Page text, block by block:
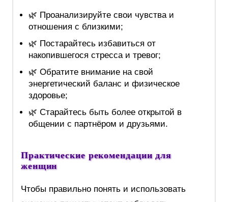
🌿 Проанализируйте свои чувства и
отношения с близкими;
🌿 Постарайтесь избавиться от
накопившегося стресса и тревог;
🌿 Обратите внимание на свой
энергетический баланс и физическое
здоровье;
🌿 Старайтесь быть более открытой в
общении с партнёром и друзьями.
Практические рекомендации для
женщин
Чтобы правильно понять и использовать